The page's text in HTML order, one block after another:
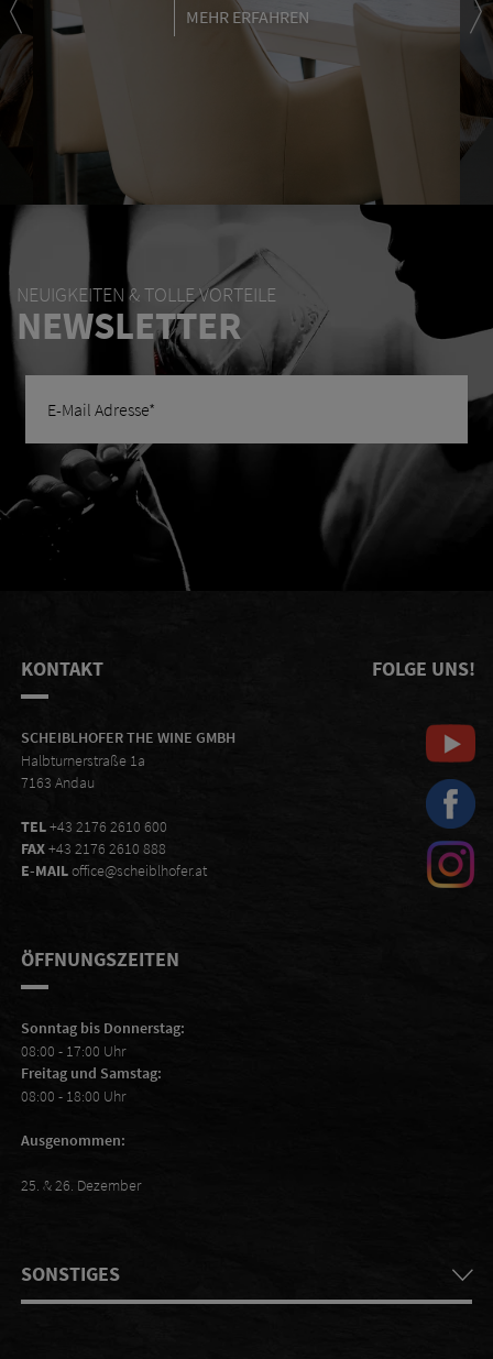
MEHR ERFAHREN
NEUIGKEITEN & TOLLE VORTEILE
NEWSLETTER
KONTAKT
SCHEIBLHOFER THE WINE GMBH
Halbturnerstraße 1a
7163 Andau
TEL+43 2176 2610 600
FAX+43 2176 2610 888
E-MAILoffice@scheiblhofer.at
FOLGE UNS!
ÖFFNUNGSZEITEN
Sonntag bis Donnerstag:
08:00 - 17:00 Uhr
Freitag und Samstag:
08:00 - 18:00 Uhr
Ausgenommen:
25. & 26. Dezember
SONSTIGES